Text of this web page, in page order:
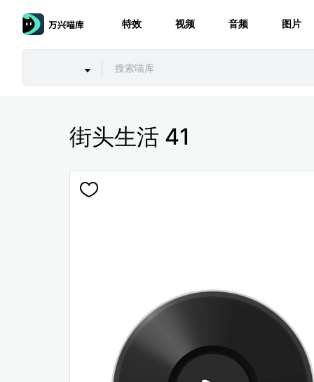
特效 视频 音频 图片
街头生活 41